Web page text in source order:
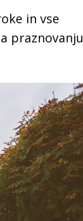
in vse
praznovanju